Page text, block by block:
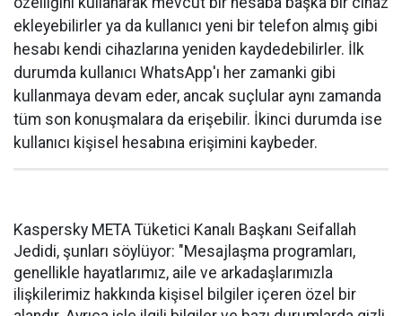
ekleyebilirler ya da kullanıcı yeni bir telefon almış gibi
hesabı kendi cihazlarına yeniden kaydedebilirler. İlk
durumda kullanıcı WhatsApp'ı her zamanki gibi
kullanmaya devam eder, ancak suçlular aynı zamanda
tüm son konuşmalara da erişebilir. İkinci durumda ise
kullanıcı kişisel hesabına erişimini kaybeder.
Kaspersky META Tüketici Kanalı Başkanı Seifallah
Jedidi, şunları söylüyor: "Mesajlaşma programları,
genellikle hayatlarımız, aile ve arkadaşlarımızla
ilişkilerimiz hakkında kişisel bilgiler içeren özel bir